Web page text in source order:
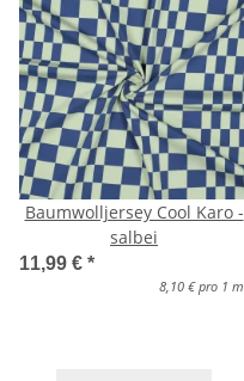
Baumwolljersey Cool Karo -
salbei
11,99 € *
8,10 € pro 1 m